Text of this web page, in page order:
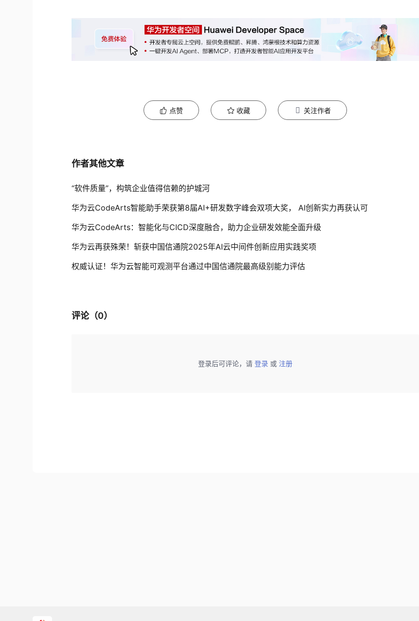
点赞 收藏 关注作者
作者其他文章
“软件质量”，构筑企业值得信赖的护城河
华为云CodeArts智能助手荣获第8届AI+研发数字峰会双项大奖， AI创新实力再获认可
华为云CodeArts：智能化与CICD深度融合，助力企业研发效能全面升级
华为云再获殊荣！斩获中国信通院2025年AI云中间件创新应用实践奖项
权威认证！华为云智能可观测平台通过中国信通院最高级别能力评估
评论（0）
登录后可评论，请 登录 或 注册